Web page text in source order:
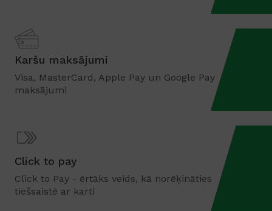
Karšu maksājumi
Visa, MasterCard, Apple Pay un Google Pay
maksājumi
Click to pay
Click to Pay - ērtāks veids, kā norēķināties
tiešsaistē ar karti